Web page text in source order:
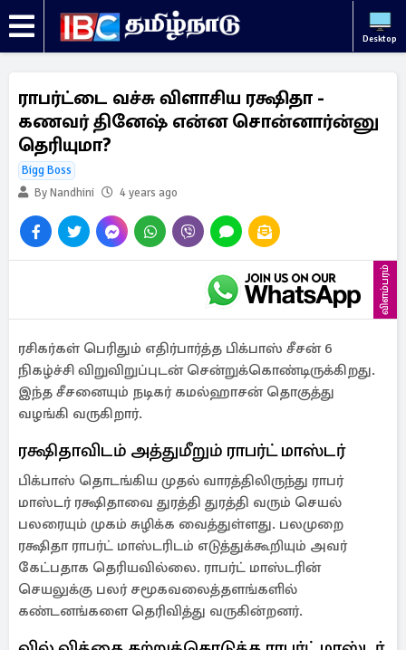
Desktop
ராபர்ட்டை வச்சு விளாசிய ரக்ஷிதா -
கணவர் தினேஷ் என்ன சொன்னார்ன்னு
தெரியுமா?
Bigg Boss
By Nandhini
4 years ago
விளம்பரம்
ரசிகர்கள் பெரிதும் எதிர்பார்த்த பிக்பாஸ் சீசன் 6
நிகழ்ச்சி விறுவிறுப்புடன் சென்றுக்கொண்டிருக்கிறது.
இந்த சீசனையும் நடிகர் கமல்ஹாசன் தொகுத்து
வழங்கி வருகிறார்.
ரக்ஷிதாவிடம் அத்துமீறும் ராபர்ட் மாஸ்டர்
பிக்பாஸ் தொடங்கிய முதல் வாரத்திலிருந்து ராபர்
மாஸ்டர் ரக்ஷிதாவை துரத்தி துரத்தி வரும் செயல்
பலரையும் முகம் சுழிக்க வைத்துள்ளது. பலமுறை
ரக்ஷிதா ராபர்ட் மாஸ்டரிடம் எடுத்துக்கூறியும் அவர்
கேட்பதாக தெரியவில்லை. ராபர்ட் மாஸ்டரின்
செயலுக்கு பலர் சமூகவலைத்தளங்களில்
கண்டனங்களை தெரிவித்து வருகின்றனர்.